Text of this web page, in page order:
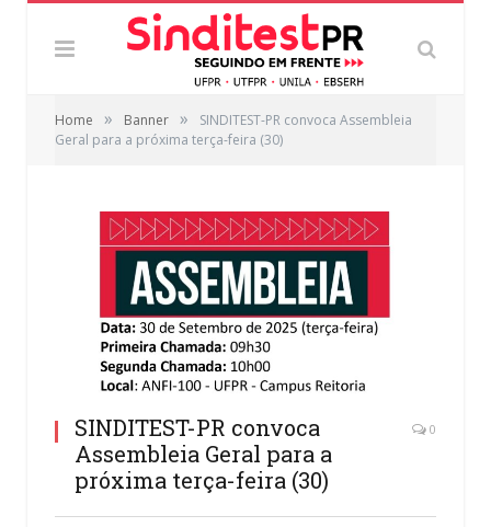
Home » Banner »
SINDITEST-PR convoca Assembleia
Geral para a próxima terça-feira (30)
SINDITEST-PR convoca
Assembleia Geral para a
próxima terça-feira (30)
0